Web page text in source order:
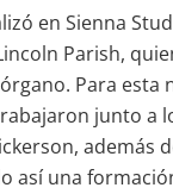
en Sienna
Parish,
Para esta
junto a
además
así una